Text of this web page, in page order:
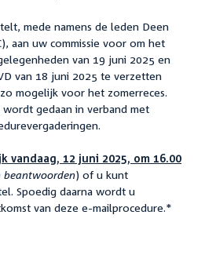
mede namens de leden Deen
aan uw commissie voor om het
van 19 juni 2025 en
van 18 juni 2025 te verzetten
mogelijk voor het zomerreces.
gedaan in verband met
vandaag, 12 juni 2025, om 16.00
beantwoorden) of u kunt
Spoedig daarna wordt u
van deze e-mailprocedure.*